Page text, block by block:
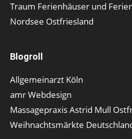
Traum Ferienhäuser und
Nordsee Ostfriesland
Blogroll
Allgemeinarzt Köln
amr Webdesign
Massagepraxis Astrid Mull
Weihnachtsmärkte